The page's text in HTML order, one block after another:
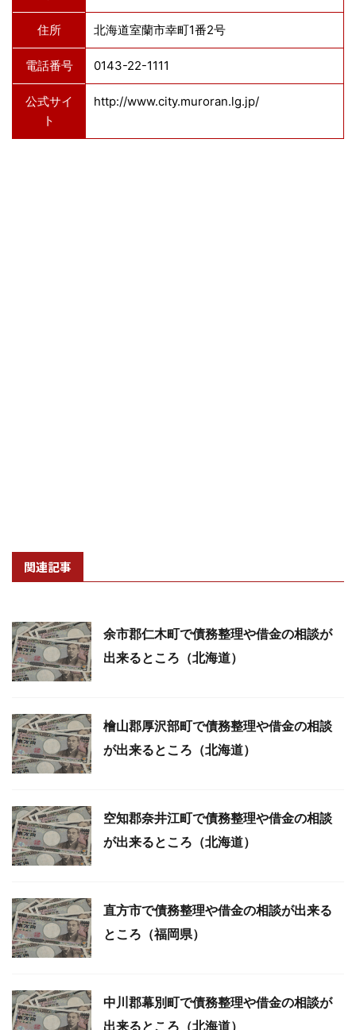
住所 北海道室蘭市幸町1番2号
電話番号 0143-22-1111
公式サイ
ト
http://www.city.muroran.lg.jp/
関連記事
余市郡仁木町で債務整理や借金の相談が
出来るところ（北海道）
檜山郡厚沢部町で債務整理や借金の相談
が出来るところ（北海道）
空知郡奈井江町で債務整理や借金の相談
が出来るところ（北海道）
直方市で債務整理や借金の相談が出来る
ところ（福岡県）
中川郡幕別町で債務整理や借金の相談が
出来るところ（北海道）